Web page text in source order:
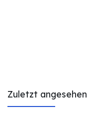
Zuletzt angesehen